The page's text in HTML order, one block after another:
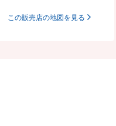
この販売店の地図を見る